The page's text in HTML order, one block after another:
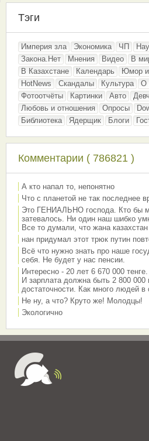
Тэги
Империя зла Экономика ЧП
Закона.Нет
Мнения Видео В
В Казахстане
Календарь Юмор и
HotNews
Скандалы Культура О
Фотоотчёты
Картинки Авто
Любовь и отношения
Опросы
Библиотека
Ядерщик Блоги
Комментарии ( 786821 )
А кто напал то, непонятно
Что с планетой не так последнее
Это ГЕНИАЛЬНО господа. Кто бы
затевалось. Ни один наш шибко
Все то думали, что жана казахстан
нан придумал этот трюк путин
Всё что нужно знать про наше
себя. Не будет у нас пенсии.
Интересно - 20 лет 6 670 000
И зарплата должна быть 2 800 000
достаточности. Как много людей
Не ну, а что? Круто же! Молодцы!
Экологично